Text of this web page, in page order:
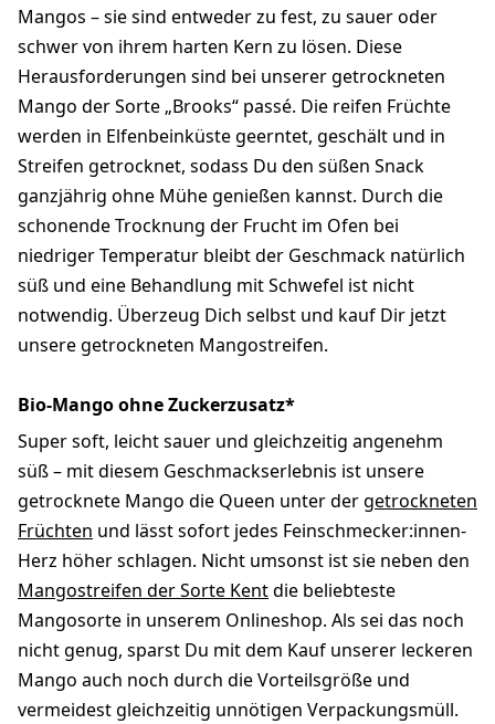
Mangos – sie sind entweder zu fest, zu sauer oder
schwer von ihrem harten Kern zu lösen. Diese
Herausforderungen sind bei unserer getrockneten
Mango der Sorte „Brooks“ passé. Die reifen Früchte
werden in Elfenbeinküste geerntet, geschält und in
Streifen getrocknet, sodass Du den süßen Snack
ganzjährig ohne Mühe genießen kannst. Durch die
schonende Trocknung der Frucht im Ofen bei
niedriger Temperatur bleibt der Geschmack natürlich
süß und eine Behandlung mit Schwefel ist nicht
notwendig. Überzeug Dich selbst und kauf Dir jetzt
unsere getrockneten Mangostreifen.
Bio-Mango ohne Zuckerzusatz*
Super soft, leicht sauer und gleichzeitig angenehm
süß – mit diesem Geschmackserlebnis ist unsere
getrocknete Mango die Queen unter dergetrockneten
Früchten und lässt sofort jedes Feinschmecker:innen-
Herz höher schlagen. Nicht umsonst ist sie neben den
Mangostreifen der Sorte Kentdie beliebteste
Mangosorte in unserem Onlineshop. Als sei das noch
nicht genug, sparst Du mit dem Kauf unserer leckeren
Mango auch noch durch die Vorteilsgröße und
vermeidest gleichzeitig unnötigen Verpackungsmüll.